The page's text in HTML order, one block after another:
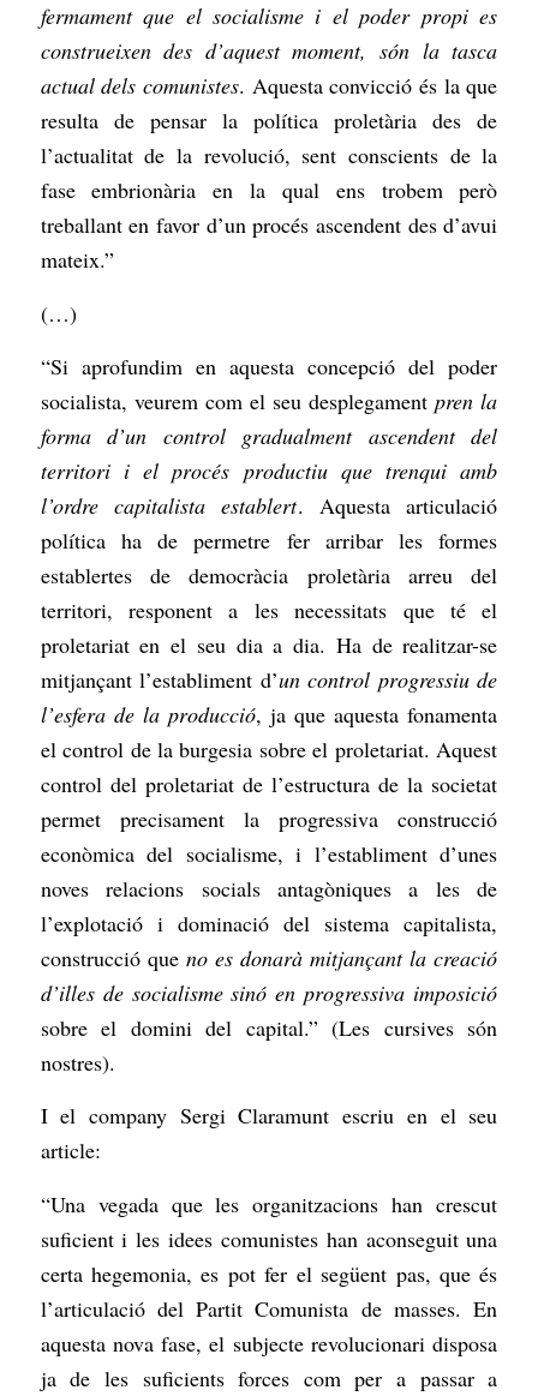
fermament que el socialisme i el poder propi es
construeixen des d’aquest moment, són la tasca
actual dels comunistes. Aquesta convicció és la que
resulta de pensar la política proletària des de
l’actualitat de la revolució, sent conscients de la
fase embrionària en la qual ens trobem però
treballant en favor d’un procés ascendent des d’avui
mateix.”
(…)
“Si aprofundim en aquesta concepció del poder
socialista, veurem com el seu desplegamentpren la
forma d’un control gradualment ascendent del
territori i el procés productiu que trenqui amb
l’ordre capitalista establert. Aquesta articulació
política ha de permetre fer arribar les formes
establertes de democràcia proletària arreu del
territori, responent a les necessitats que té el
proletariat en el seu dia a dia. Ha de realitzar-se
mitjançant l’establiment d’un control progressiu de
l’esfera de la producció, ja que aquesta fonamenta
el control de la burgesia sobre el proletariat. Aquest
control del proletariat de l’estructura de la societat
permet precisament la progressiva construcció
econòmica del socialisme, i l’establiment d’unes
noves relacions socials antagòniques a les de
l’explotació i dominació del sistema capitalista,
construcció que no es donarà mitjançant la creació
d’illes de socialisme sinó en progressiva imposició
sobre el domini del capital.” (Les cursives són
nostres).
I el company Sergi Claramunt escriu en el seu
article:
“Una vegada que les organitzacions han crescut
suficient i les idees comunistes han aconseguit una
certa hegemonia, es pot fer el següent pas, que és
l’articulació del Partit Comunista de masses. En
aquesta nova fase, el subjecte revolucionari disposa
ja de les suficients forces com per a passar a